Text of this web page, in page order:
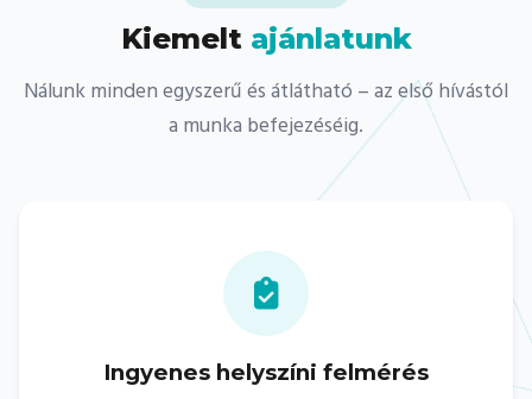
Kiemelt ajánlatunk
Nálunk minden egyszerű és átlátható – az első hívástól
a munka befejezéséig.
Ingyenes helyszíni felmérés